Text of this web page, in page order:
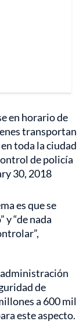
en horario de
transportan
toda la ciudad
de policía
30, 2018
es que se
“de nada
de
a 600 mil
este aspecto.